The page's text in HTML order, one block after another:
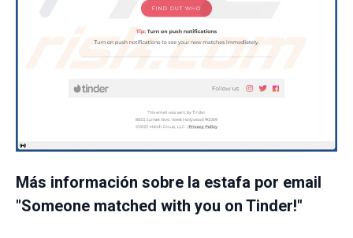
Más información sobre la estafa por email
"Someone matched with you on Tinder!"